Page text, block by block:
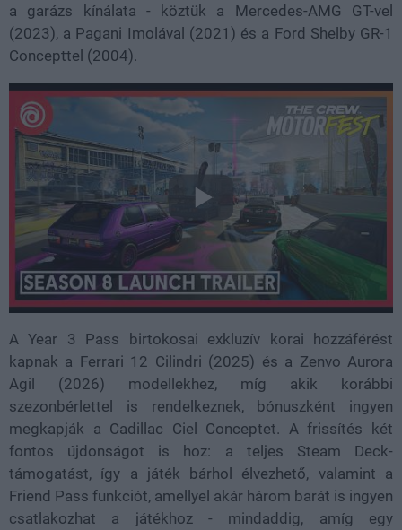
a garázs kínálata - köztük a Mercedes-AMG GT-vel
(2023), a Pagani Imolával (2021) és a Ford Shelby GR-1
Concepttel (2004).
A Year 3 Pass birtokosai exkluzív korai hozzáférést
kapnak a Ferrari 12 Cilindri (2025) és a Zenvo Aurora
Agil (2026) modellekhez, míg akik korábbi
szezonbérlettel is rendelkeznek, bónuszként ingyen
megkapják a Cadillac Ciel Conceptet. A frissítés két
fontos újdonságot is hoz: a teljes Steam Deck-
támogatást, így a játék bárhol élvezhető, valamint a
Friend Pass funkciót, amellyel akár három barát is ingyen
csatlakozhat a játékhoz - mindaddig, amíg egy